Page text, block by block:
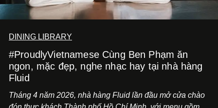
DINING LIBRARY
#ProudlyVietnamese Cùng Ben Phạm ăn
ngon, mặc đẹp, nghe nhạc hay tại nhà hàng
Fluid
Tháng 4 năm 2026, nhà hàng Fluid lần đầu mở cửa chào